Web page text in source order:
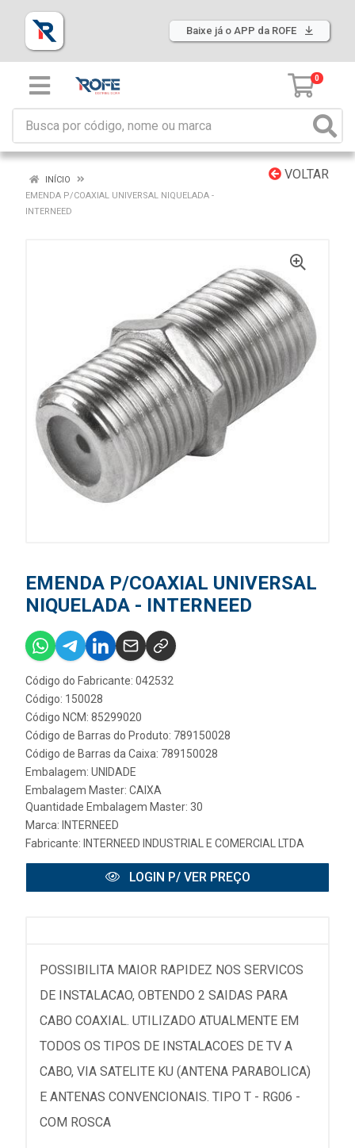
Baixe já o APP da ROFE
0
VOLTAR
INÍCIO
EMENDA P/COAXIAL UNIVERSAL NIQUELADA -
INTERNEED
EMENDA P/COAXIAL UNIVERSAL
NIQUELADA - INTERNEED
Código do Fabricante: 042532
Código: 150028
Código NCM: 85299020
Código de Barras do Produto: 789150028
Código de Barras da Caixa: 789150028
Embalagem: UNIDADE
Embalagem Master: CAIXA
Quantidade Embalagem Master: 30
Marca: INTERNEED
Fabricante: INTERNEED INDUSTRIAL E COMERCIAL LTDA
LOGIN P/ VER PREÇO
POSSIBILITA MAIOR RAPIDEZ NOS SERVICOS
DE INSTALACAO, OBTENDO 2 SAIDAS PARA
CABO COAXIAL. UTILIZADO ATUALMENTE EM
TODOS OS TIPOS DE INSTALACOES DE TV A
CABO, VIA SATELITE KU (ANTENA PARABOLICA)
E ANTENAS CONVENCIONAIS. TIPO T - RG06 -
COM ROSCA